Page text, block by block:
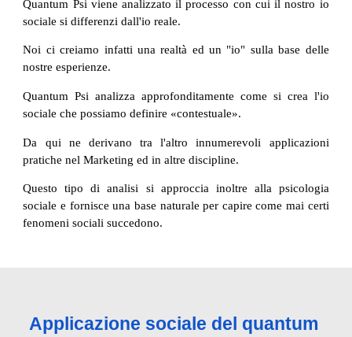
Quantum Psi viene analizzato il processo con cui il nostro io
sociale si differenzi dall'io reale.
Noi ci creiamo infatti una realtà ed un "io" sulla base delle
nostre esperienze.
Quantum Psi analizza approfonditamente come si crea l'io
sociale che possiamo definire «contestuale».
Da qui ne derivano tra l'altro innumerevoli applicazioni
pratiche nel Marketing ed in altre discipline.
Questo tipo di analisi si approccia inoltre alla psicologia
sociale e fornisce una base naturale per capire come mai certi
fenomeni sociali succedono.
Applicazione sociale del quantum